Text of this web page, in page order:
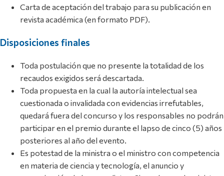
Carta de aceptación del trabajo para su publicación en
revista académica (en formato PDF).
Disposiciones finales
Toda postulación que no presente la totalidad de los
recaudos exigidos será descartada.
Toda propuesta en la cual la autoría intelectual sea
cuestionada o invalidada con evidencias irrefutables,
quedará fuera del concurso y los responsables no podrán
participar en el premio durante el lapso de cinco (5) años
posteriores al año del evento.
Es potestad de la ministra o el ministro con competencia
en materia de ciencia y tecnología, el anuncio y